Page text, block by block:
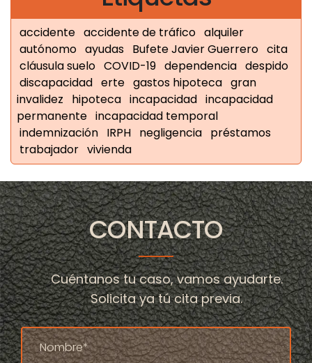
accidente accidente de tráfico alquiler
autónomo ayudas Bufete Javier Guerrero cita
cláusula suelo COVID-19 dependencia despido
discapacidad erte gastos hipoteca gran
invalidez
hipoteca incapacidad incapacidad
permanente incapacidad temporal
indemnización IRPH negligencia préstamos
trabajador vivienda
CONTACTO
Cuéntanos tu caso, vamos ayudarte.
Solicita ya tú cita previa.